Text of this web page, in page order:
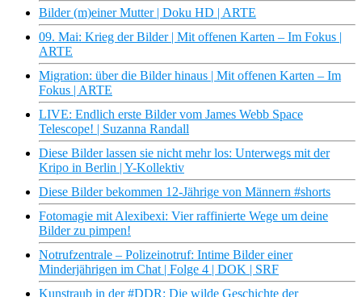
Bilder (m)einer Mutter | Doku HD | ARTE
09. Mai: Krieg der Bilder | Mit offenen Karten – Im Fokus |
ARTE
Migration: über die Bilder hinaus | Mit offenen Karten – Im
Fokus | ARTE
LIVE: Endlich erste Bilder vom James Webb Space
Telescope! | Suzanna Randall
Diese Bilder lassen sie nicht mehr los: Unterwegs mit der
Kripo in Berlin | Y-Kollektiv
Diese Bilder bekommen 12-Jährige von Männern #shorts
Fotomagie mit Alexibexi: Vier raffinierte Wege um deine
Bilder zu pimpen!
Notrufzentrale – Polizeinotruf: Intime Bilder einer
Minderjährigen im Chat | Folge 4 | DOK | SRF
Kunstraub in der #DDR: Die wilde Geschichte der